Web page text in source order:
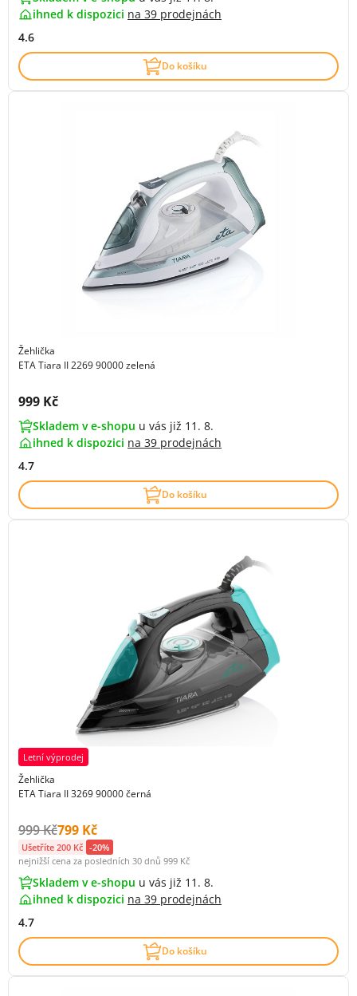
ihned k dispozici na 39 prodejnách
4.6
Do košíku
Žehlička
ETA Tiara II 2269 90000 zelená
Cena s DPH:
999 Kč
Skladem v e-shopu u vás již 11. 8.
ihned k dispozici na 39 prodejnách
4.7
Do košíku
Letní výprodej
Žehlička
ETA Tiara II 3269 90000 černá
Původní cena s DPH:
999 KčCena s DPH:
799 Kč
Ušetříte 200 Kč -20%
nejnižší cena za posledních 30 dnů 999 Kč
Skladem v e-shopu u vás již 11. 8.
ihned k dispozici na 39 prodejnách
4.7
Do košíku